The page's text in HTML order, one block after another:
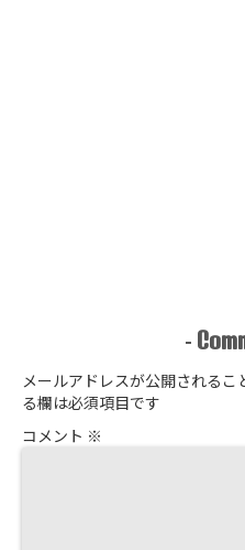
-
メールアドレスが公開されるこ
る欄は必須項目です
コメント ※